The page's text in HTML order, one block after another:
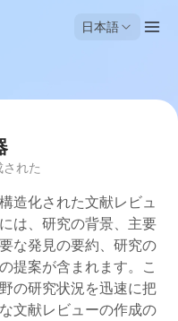
日本語
れた
造化された文献レビュ
は、研究の背景、主要
な発見の要約、研究の
提案が含まれます。こ
の研究状況を迅速に把
文献レビューの作成の